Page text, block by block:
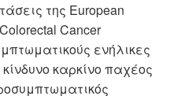
της European
Cancer
ενήλικες
καρκίνο παχέος